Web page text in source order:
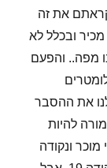
את זה
מכיר ובכלל לא
מפה.. והפעם
לנו את ההסבר
אז החלטנו לנסות. נקודה 18 אמורה להיות
במקום בלתי מוכר ונקודה